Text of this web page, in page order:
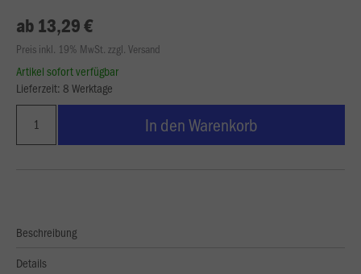
ab 13,29 €
Preis inkl. 19% MwSt. zzgl. Versand
Artikel sofort verfügbar
Lieferzeit: 8 Werktage
In den Warenkorb
Beschreibung
Details